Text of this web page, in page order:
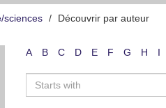
sciences Découvrir par auteur
A B C D E F G H I